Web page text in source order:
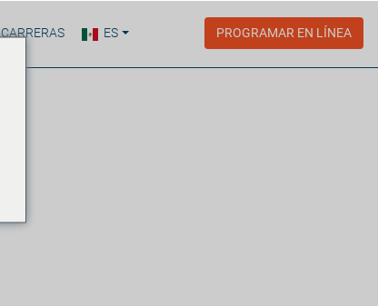
CARRERAS ES PROGRAMAR EN LÍNEA